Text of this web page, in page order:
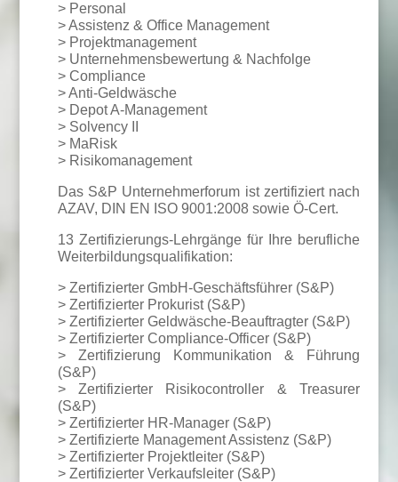
> Personal
> Assistenz & Office Management
> Projektmanagement
> Unternehmensbewertung & Nachfolge
> Compliance
> Anti-Geldwäsche
> Depot A-Management
> Solvency II
> MaRisk
> Risikomanagement
Das S&P Unternehmerforum ist zertifiziert nach
AZAV, DIN EN ISO 9001:2008 sowie Ö-Cert.
13 Zertifizierungs-Lehrgänge für Ihre berufliche
Weiterbildungsqualifikation:
> Zertifizierter GmbH-Geschäftsführer (S&P)
> Zertifizierter Prokurist (S&P)
> Zertifizierter Geldwäsche-Beauftragter (S&P)
> Zertifizierter Compliance-Officer (S&P)
> Zertifizierung Kommunikation & Führung
(S&P)
> Zertifizierter Risikocontroller & Treasurer
(S&P)
> Zertifizierter HR-Manager (S&P)
> Zertifizierte Management Assistenz (S&P)
> Zertifizierter Projektleiter (S&P)
> Zertifizierter Verkaufsleiter (S&P)